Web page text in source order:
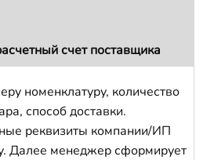
счет поставщика
номенклатуру, количество
способ доставки.
реквизиты компании/ИП
Далее менеджер сформирует